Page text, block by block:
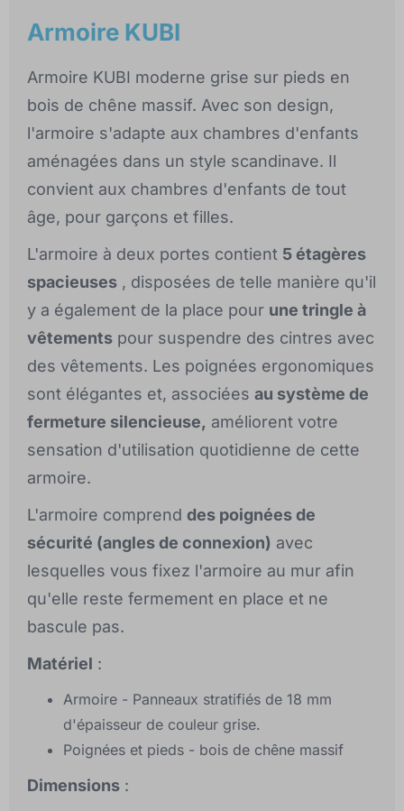
Armoire KUBI
Armoire KUBI moderne grise sur pieds en
bois de chêne massif. Avec son design,
l'armoire s'adapte aux chambres d'enfants
aménagées dans un style scandinave. Il
convient aux chambres d'enfants de tout
âge, pour garçons et filles.
L'armoire à deux portes contient 5 étagères
spacieuses , disposées de telle manière qu'il
y a également de la place pour une tringle à
vêtements pour suspendre des cintres avec
des vêtements. Les poignées ergonomiques
sont élégantes et, associées au système de
fermeture silencieuse, améliorent votre
sensation d'utilisation quotidienne de cette
armoire.
L'armoire comprend des poignées de
sécurité (angles de connexion) avec
lesquelles vous fixez l'armoire au mur afin
qu'elle reste fermement en place et ne
bascule pas.
Matériel :
Armoire - Panneaux stratifiés de 18 mm
d'épaisseur de couleur grise.
Poignées et pieds - bois de chêne massif
Dimensions :